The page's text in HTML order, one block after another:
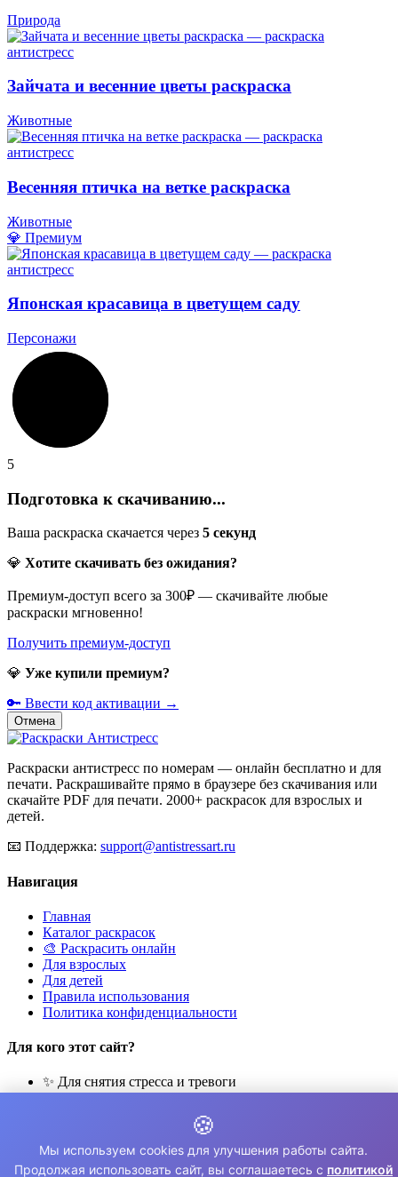
Природа
Зайчата и весенние цветы раскраска
Животные
Весенняя птичка на ветке раскраска
Животные
💎 Премиум
Японская красавица в цветущем саду
Персонажи
5
Подготовка к скачиванию...
Ваша раскраска скачается через 5 секунд
💎 Хотите скачивать без ожидания?
Премиум-доступ всего за 300₽ — скачивайте любые
раскраски мгновенно!
Получить премиум-доступ
💎 Уже купили премиум?
🔑 Ввести код активации →
Отмена
Раскраски антистресс по номерам — онлайн бесплатно и для
печати. Раскрашивайте прямо в браузере без скачивания или
скачайте PDF для печати. 2000+ раскрасок для взрослых и
детей.
📧 Поддержка: support@antistressart.ru
Навигация
Главная
Каталог раскрасок
🎨 Раскрасить онлайн
Для взрослых
Для детей
Правила использования
Политика конфиденциальности
Для кого этот сайт?
✨ Для снятия стресса и тревоги
🧘 Для медитации и расслабления
👨‍👩‍👧‍👦 Для семейного досуга
© 2026 Раскраски Антистресс. Все права защищены.
🍪
Мы используем cookies для улучшения работы сайта.
Продолжая использовать сайт, вы соглашаетесь с политикой